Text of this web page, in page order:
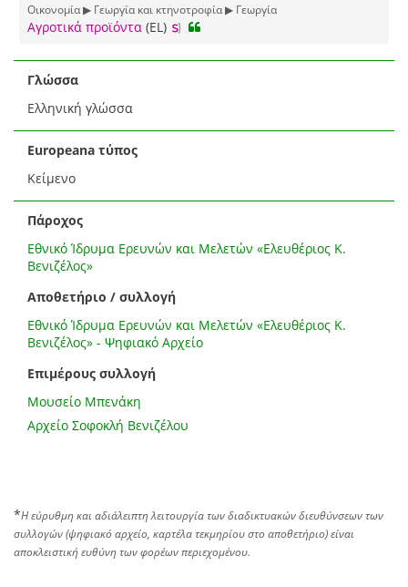
Οικονομία ▶ Γεωργία και κτηνοτροφία ▶ Γεωργία
Αγροτικά προϊόντα (EL)
Γλώσσα
Ελληνική γλώσσα
Europeana τύπος
Κείμενο
Πάροχος
Εθνικό Ίδρυμα Ερευνών και Μελετών «Ελευθέριος Κ.
Βενιζέλος»
Αποθετήριο / συλλογή
Εθνικό Ίδρυμα Ερευνών και Μελετών «Ελευθέριος Κ.
Βενιζέλος» - Ψηφιακό Αρχείο
Επιμέρους συλλογή
Μουσείο Μπενάκη
Αρχείο Σοφοκλή Βενιζέλου
*Η εύρυθμη και αδιάλειπτη λειτουργία των διαδικτυακών διευθύνσεων των
συλλογών (ψηφιακό αρχείο, καρτέλα τεκμηρίου στο αποθετήριο) είναι
αποκλειστική ευθύνη των φορέων περιεχομένου.